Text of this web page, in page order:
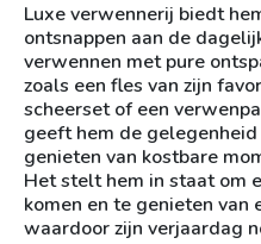
Luxe verwennerij biedt
ontsnappen aan de
verwennen met pure
zoals een fles van zijn
scheerset of een
geeft hem de
genieten van kostbare
Het stelt hem in staat om
komen en te genieten van
waardoor zijn verjaardag